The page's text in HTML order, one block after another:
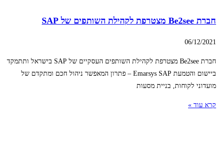
חברת Be2see מצטרפת לקהילת השותפים של SAP
06/12/2021
חברת Be2see מצטרפת לקהילת השותפים העסקיים של SAP בישראל ותתמקד
ביישום והטמעת Emarsys SAP – פתרון המאפשר ניהול חכם ומתקדם של
מועדוני לקוחות, בניית מסעות
קרא עוד »